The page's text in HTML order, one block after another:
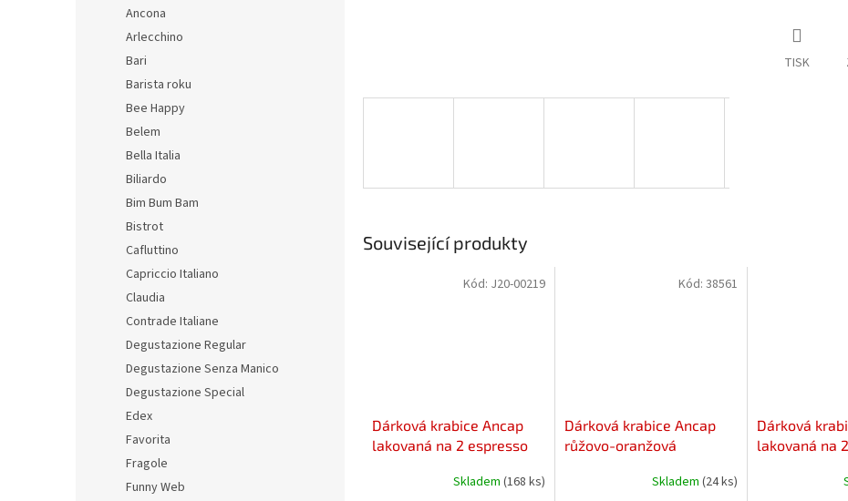
Ancona
Arlecchino
Bari
Barista roku
Bee Happy
Belem
Bella Italia
Biliardo
Bim Bum Bam
Bistrot
Cafluttino
Capriccio Italiano
Claudia
Contrade Italiane
Degustazione Regular
Degustazione Senza Manico
Degustazione Special
Edex
Favorita
Fragole
Funny Web
TISK
Související produkty
Dárková krabice Ancap
lakovaná na 2 espresso
Skladem (168 ks)
Kód: J20-00219
Dárková krabice Ancap
růžovo-oranžová
Skladem (24 ks)
Kód: 38561
Dárková
lakovaná na